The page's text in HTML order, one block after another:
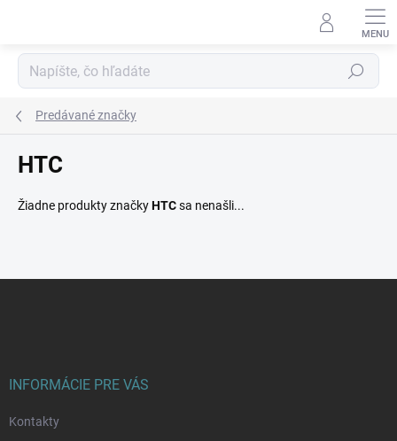
Hľadať
Predávané značky
HTC
Žiadne produkty značkyHTCsa nenašli...
INFORMÁCIE PRE VÁS
Kontakty